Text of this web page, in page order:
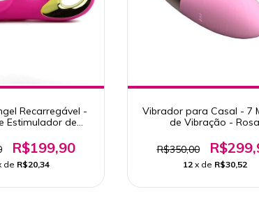
Recarregável -
Estimulador de
R$199,90
de R$20,34
Vibrador para Casal - 7
de Vibração - Rosa
R$350,00
12 x de R$30,52